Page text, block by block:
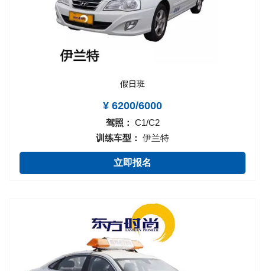
假日班
¥ 6200/6000
驾照： C1/C2
训练车型： 伊兰特
立即报名